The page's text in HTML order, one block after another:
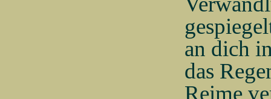
an dich
das
Reime